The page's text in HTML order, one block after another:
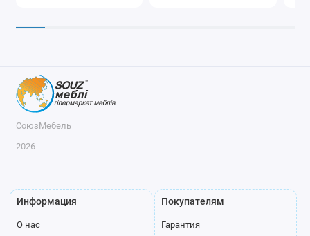
СоюзМебель
2026
Информация
О нас
Покупателям
Гарантия